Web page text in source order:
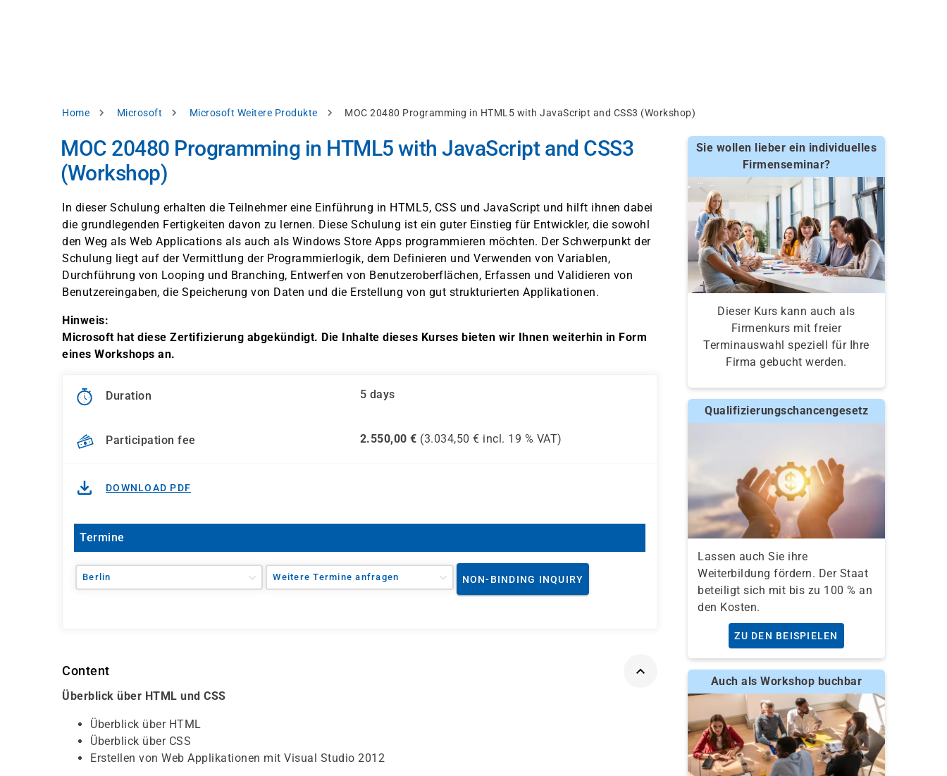
Breadcrumb
Home Microsoft Microsoft Weitere Produkte MOC 20480 Programming in HTML5 with JavaScript and CSS3 (Workshop)
MOC 20480 Programming in HTML5 with JavaScript and CSS3
(Workshop)
In dieser Schulung erhalten die Teilnehmer eine Einführung in HTML5, CSS und JavaScript und hilft ihnen dabei
die grundlegenden Fertigkeiten davon zu lernen. Diese Schulung ist ein guter Einstieg für Entwickler, die sowohl
den Weg als Web Applications als auch als Windows Store Apps programmieren möchten. Der Schwerpunkt der
Schulung liegt auf der Vermittlung der Programmierlogik, dem Definieren und Verwenden von Variablen,
Durchführung von Looping und Branching, Entwerfen von Benutzeroberflächen, Erfassen und Validieren von
Benutzereingaben, die Speicherung von Daten und die Erstellung von gut strukturierten Applikationen.
Hinweis:
Microsoft hat diese Zertifizierung abgekündigt. Die Inhalte dieses Kurses bieten wir Ihnen weiterhin in Form
eines Workshops an.
Duration 5 days
Participation fee 2.550,00 € (3.034,50 € incl. 19 % VAT)
DOWNLOAD PDF
Termine
Berlin Weitere Termine anfragen NON-BINDING INQUIRY
Content
Überblick über HTML und CSS
Überblick über HTML
Überblick über CSS
Erstellen von Web Applikationen mit Visual Studio 2012
Sie wollen lieber ein individuelles
Firmenseminar?
Dieser Kurs kann auch als
Firmenkurs mit freier
Terminauswahl speziell für Ihre
Firma gebucht werden.
Qualifizierungschancengesetz
Lassen auch Sie ihre
Weiterbildung fördern. Der Staat
beteiligt sich mit bis zu 100 % an
den Kosten.
ZU DEN BEISPIELEN
Auch als Workshop buchbar